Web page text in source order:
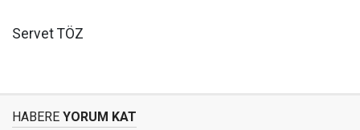
Servet TÖZ
HABERE YORUM KAT